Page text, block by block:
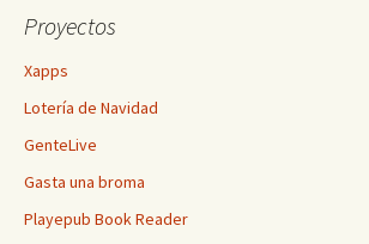
Proyectos
Xapps
Lotería de Navidad
GenteLive
Gasta una broma
Playepub Book Reader